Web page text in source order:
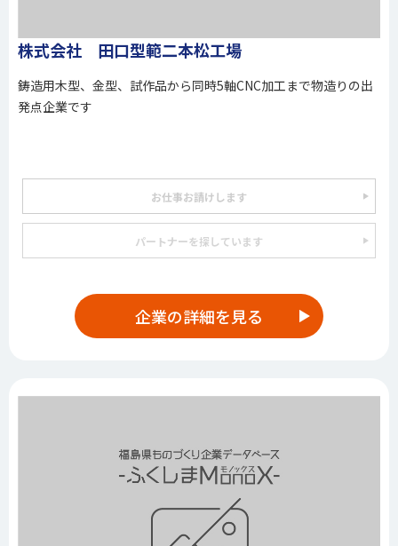
株式会社 田口型範二本松工場
鋳造用木型、金型、試作品から同時5軸CNC加工まで物造りの出
発点企業です
お仕事お請けします
パートナーを探しています
企業の詳細を見る